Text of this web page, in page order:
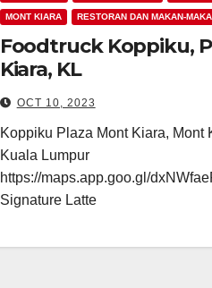
MONT KIARA RESTORAN DAN MAKAN-
Foodtruck Koppiku,
Kiara, KL
OCT 10, 2023
Koppiku Plaza Mont Kiara, Mont
Kuala Lumpur
https://maps.app.goo.gl/
Signature Latte